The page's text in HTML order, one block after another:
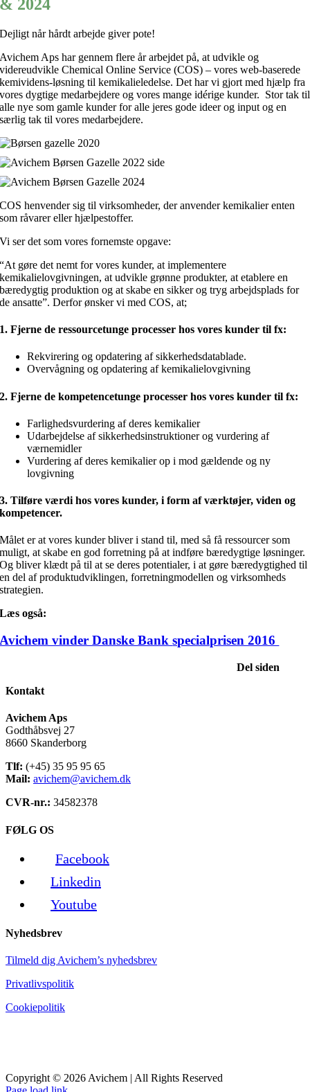
& 2024
Dejligt når hårdt arbejde giver pote!
Avichem Aps har gennem flere år arbejdet på, at udvikle og
videreudvikle Chemical Online Service (COS) – vores web-baserede
kemividens-løsning til kemikalieledelse. Det har vi gjort med hjælp fra
vores dygtige medarbejdere og vores mange idérige kunder. Stor tak til
alle nye som gamle kunder for alle jeres gode ideer og input og en
særlig tak til vores medarbejdere.
COS henvender sig til virksomheder, der anvender kemikalier enten
som råvarer eller hjælpestoffer.
Vi ser det som vores fornemste opgave:
“At gøre det nemt for vores kunder, at implementere
kemikalielovgivningen, at udvikle grønne produkter, at etablere en
bæredygtig produktion og at skabe en sikker og tryg arbejdsplads for
de ansatte”. Derfor ønsker vi med COS, at;
1. Fjerne de ressourcetunge processer hos vores kunder til fx:
Rekvirering og opdatering af sikkerhedsdatablade.
Overvågning og opdatering af kemikalielovgivning
2. Fjerne de kompetencetunge processer hos vores kunder til fx:
Farlighedsvurdering af deres kemikalier
Udarbejdelse af sikkerhedsinstruktioner og vurdering af
værnemidler
Vurdering af deres kemikalier op i mod gældende og ny
lovgivning
3. Tilføre værdi hos vores kunder, i form af værktøjer, viden og
kompetencer.
Målet er at vores kunder bliver i stand til, med så få ressourcer som
muligt, at skabe en god forretning på at indføre bæredygtige løsninger.
Og bliver klædt på til at se deres potentialer, i at gøre bæredygtighed til
en del af produktudviklingen, forretningmodellen og virksomheds
strategien.
Læs også:
Avichem vinder Danske Bankspecialprisen 2016
Del siden
Kontakt
Avichem Aps
Godthåbsvej 27
8660 Skanderborg
Tlf: (+45) 35 95 95 65
Mail: avichem@avichem.dk
CVR-nr.: 34582378
FØLG OS
Facebook
Linkedin
Youtube
Nyhedsbrev
Tilmeld dig Avichem’s nyhedsbrev
Privatlivspolitik
Cookiepolitik
Copyright © 2026 Avichem | All Rights Reserved